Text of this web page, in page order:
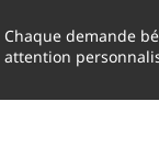
Chaque demande
attention